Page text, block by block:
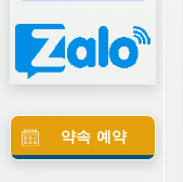
약속 예약